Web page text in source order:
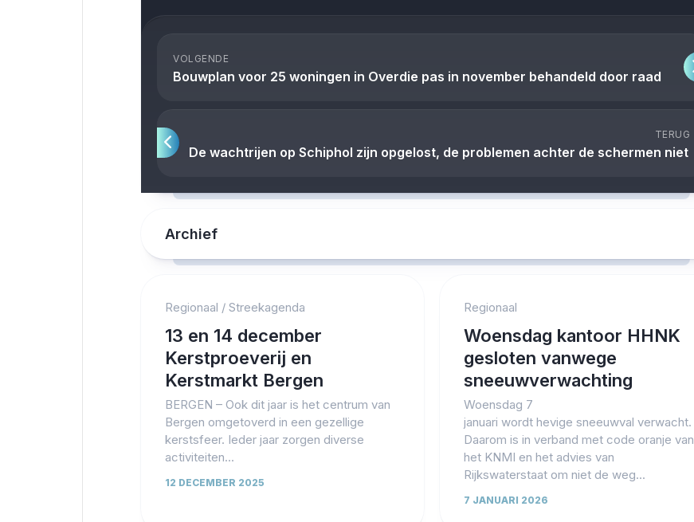
VOLGENDE
Bouwplan voor 25 woningen in Overdie pas in november behandeld door raad
TERUG
De wachtrijen op Schiphol zijn opgelost, de problemen achter de schermen niet
Archief
Regionaal / Streekagenda
13 en 14 december
Kerstproeverij en
Kerstmarkt Bergen
BERGEN – Ook dit jaar is het centrum van
Bergen omgetoverd in een gezellige
kerstsfeer. Ieder jaar zorgen diverse
activiteiten...
12 DECEMBER 2025
Regionaal
Woensdag kantoor HHNK
gesloten vanwege
sneeuwverwachting
Woensdag 7
januari wordt hevige sneeuwval verwacht.
Daarom is in verband met code oranje van
het KNMI en het advies van
Rijkswaterstaat om niet de weg...
7 JANUARI 2026